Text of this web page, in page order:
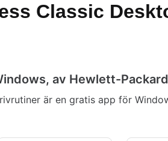
Classic
av Hewlett-
är en gratis app för